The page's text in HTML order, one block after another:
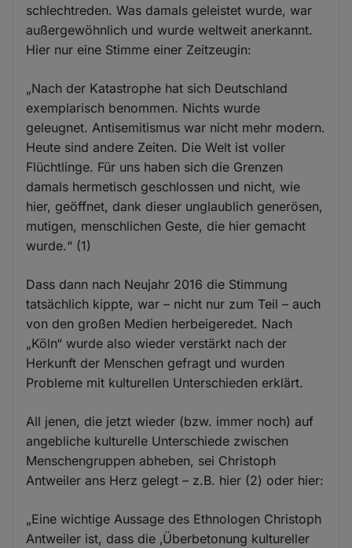
schlechtreden. Was damals geleistet wurde, war
außergewöhnlich und wurde weltweit anerkannt.
Hier nur eine Stimme einer Zeitzeugin:
„Nach der Katastrophe hat sich Deutschland
exemplarisch benommen. Nichts wurde
geleugnet. Antisemitismus war nicht mehr modern.
Heute sind andere Zeiten. Die Welt ist voller
Flüchtlinge. Für uns haben sich die Grenzen
damals hermetisch geschlossen und nicht, wie
hier, geöffnet, dank dieser unglaublich generösen,
mutigen, menschlichen Geste, die hier gemacht
wurde.“ (1)
Dass dann nach Neujahr 2016 die Stimmung
tatsächlich kippte, war – nicht nur zum Teil – auch
von den großen Medien herbeigeredet. Nach
„Köln“ wurde also wieder verstärkt nach der
Herkunft der Menschen gefragt und wurden
Probleme mit kulturellen Unterschieden erklärt.
All jenen, die jetzt wieder (bzw. immer noch) auf
angebliche kulturelle Unterschiede zwischen
Menschengruppen abheben, sei Christoph
Antweiler ans Herz gelegt – z.B. hier (2) oder hier:
„Eine wichtige Aussage des Ethnologen Christoph
Antweiler ist, dass die ‚Überbetonung kultureller